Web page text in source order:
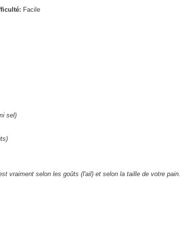
Facile
sel)
vraiment selon les goûts (l'ail) et selon la taille de votre pain.